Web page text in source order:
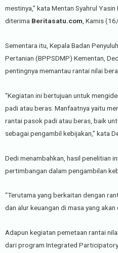
mestinya,” kata Mentan Syahrul
diterima Beritasatu.com , Kamis
Sementara itu, Kepala Badan
Pertanian (BPPSDMP) Kementan,
pentingnya memantau rantai nilai
“Kegiatan ini bertujuan untuk
padi atau beras. Manfaatnya yaitu
rantai pasok padi atau beras, baik
sebagai pengambil kebijakan,” kata
Dedi menambahkan, hasil penelitian
pertimbangan dalam pengambilan
“Terutama yang berkaitan dengan
dan alur keuangan di masa yang akan
Adapun kegiatan pemetaan rantai
dari program Integrated